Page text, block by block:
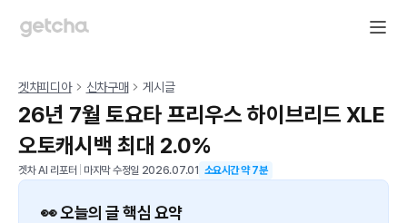
겟차피디아 신차구매 게시글
26년 7월 토요타 프리우스 하이브리드 XLE
오토캐시백 최대 2.0%
겟차 AI 리포터 마지막 수정일 2026.07.01 소요시간 약7분
👀 오늘의 글 핵심 요약